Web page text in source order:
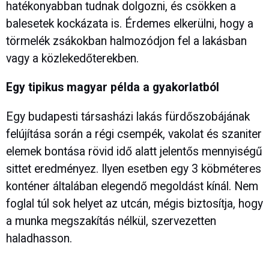
hatékonyabban tudnak dolgozni, és csökken a
balesetek kockázata is. Érdemes elkerülni, hogy a
törmelék zsákokban halmozódjon fel a lakásban
vagy a közlekedőterekben.
Egy tipikus magyar példa a gyakorlatból
Egy budapesti társasházi lakás fürdőszobájának
felújítása során a régi csempék, vakolat és szaniter
elemek bontása rövid idő alatt jelentős mennyiségű
sittet eredményez. Ilyen esetben egy 3 köbméteres
konténer általában elegendő megoldást kínál. Nem
foglal túl sok helyet az utcán, mégis biztosítja, hogy
a munka megszakítás nélkül, szervezetten
haladhasson.